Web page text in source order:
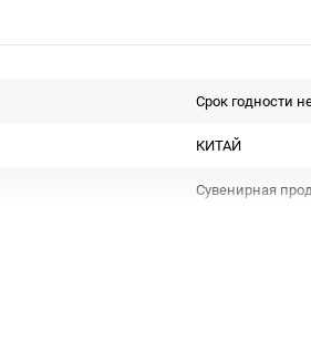
Срок годности
КИТАЙ
Сувенирная